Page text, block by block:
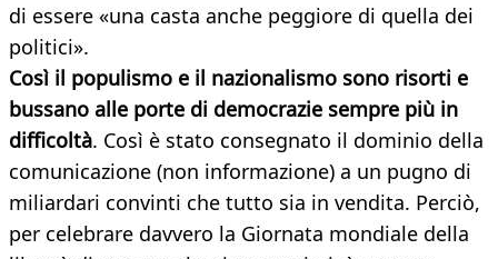
di essere «una casta anche peggiore di quella dei
politici».
Così il populismo e il nazionalismo sono risorti e
bussano alle porte di democrazie sempre più in
difficoltà. Così è stato consegnato il dominio della
comunicazione (non informazione) a un pugno di
miliardari convinti che tutto sia in vendita. Perciò,
per celebrare davvero la Giornata mondiale della